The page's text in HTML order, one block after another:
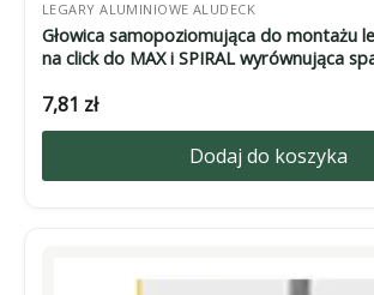
LEGARY ALUMINIOWE ALUDECK
Głowica samopoziomująca do montażu
na click do MAX i SPIRAL wyrównująca
7,81 zł
Dodaj do koszyka